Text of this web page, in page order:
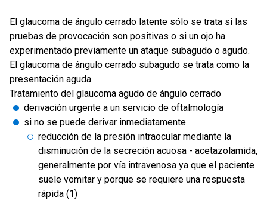
El glaucoma de ángulo cerrado latente sólo se trata si las
pruebas de provocación son positivas o si un ojo ha
experimentado previamente un ataque subagudo o agudo.
El glaucoma de ángulo cerrado subagudo se trata como la
presentación aguda.
Tratamiento del glaucoma agudo de ángulo cerrado
derivación urgente a un servicio de oftalmología
si no se puede derivar inmediatamente
reducción de la presión intraocular mediante la
disminución de la secreción acuosa - acetazolamida,
generalmente por vía intravenosa ya que el paciente
suele vomitar y porque se requiere una respuesta
rápida (1)